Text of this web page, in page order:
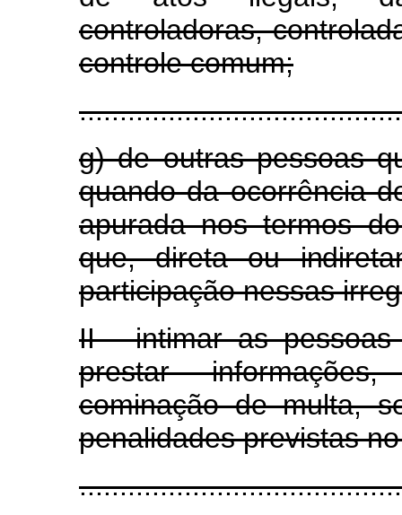
controladoras,
controle comum;
g) de outras pessoas
quando da ocorrência
apurada nos termos
que, direta ou
participação nessas
II - intimar as
prestar
cominação de multa,
penalidades previstas